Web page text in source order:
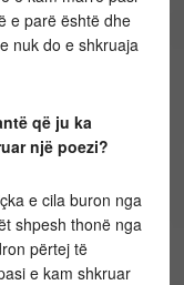
e parë është dhe
nuk do e shkruaja
që ju ka
një poezi?
e cila buron nga
shpesh thonë nga
përtej të
e kam shkruar